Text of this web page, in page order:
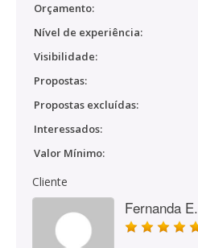
Orçamento:
Nível de experiência:
Visibilidade:
Propostas:
Propostas excluídas:
Interessados:
Valor Mínimo:
Cliente
Fernanda E.